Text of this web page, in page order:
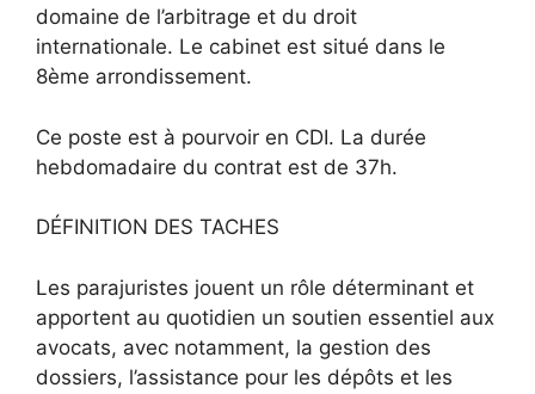
domaine de l’arbitrage et du droit
internationale. Le cabinet est situé dans le
8ème arrondissement.
Ce poste est à pourvoir en CDI. La durée
hebdomadaire du contrat est de 37h.
DÉFINITION DES TACHES
Les parajuristes jouent un rôle déterminant et
apportent au quotidien un soutien essentiel aux
avocats, avec notamment, la gestion des
dossiers, l’assistance pour les dépôts et les